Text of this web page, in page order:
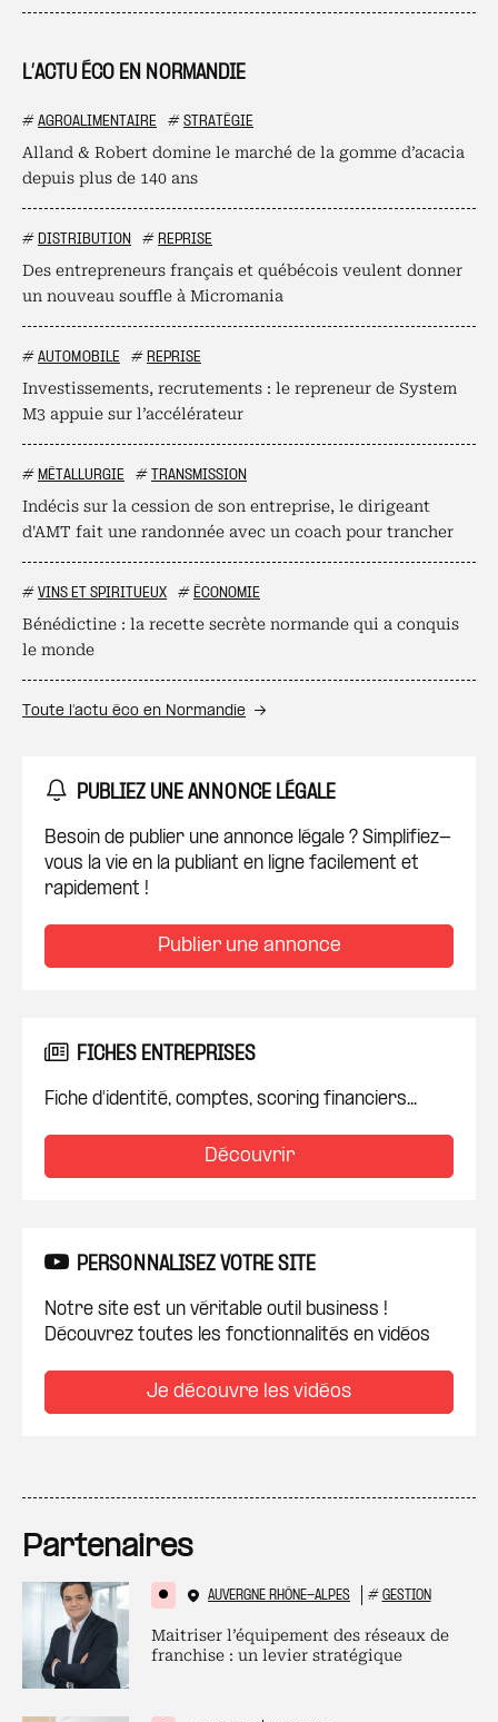
L’ACTU ÉCO EN NORMANDIE
# AGROALIMENTAIRE # STRATÉGIE
Alland & Robert domine le marché de la gomme d’acacia
depuis plus de 140 ans
# DISTRIBUTION # REPRISE
Des entrepreneurs français et québécois veulent donner
un nouveau souffle à Micromania
# AUTOMOBILE # REPRISE
Investissements, recrutements : le repreneur de System
M3 appuie sur l’accélérateur
# MÉTALLURGIE # TRANSMISSION
Indécis sur la cession de son entreprise, le dirigeant
d'AMT fait une randonnée avec un coach pour trancher
# VINS ET SPIRITUEUX # ÉCONOMIE
Bénédictine : la recette secrète normande qui a conquis
le monde
Toute l’actu éco en Normandie
PUBLIEZ UNE ANNONCE LÉGALE
Besoin de publier une annonce légale ? Simplifiez-
vous la vie en la publiant en ligne facilement et
rapidement !
Publier une annonce
FICHES ENTREPRISES
Fiche d'identité, comptes, scoring financiers...
Découvrir
PERSONNALISEZ VOTRE SITE
Notre site est un véritable outil business !
Découvrez toutes les fonctionnalités en vidéos
Je découvre les vidéos
Partenaires
AUVERGNE RHÔNE-ALPES # GESTION
Maitriser l’équipement des réseaux de
franchise : un levier stratégique